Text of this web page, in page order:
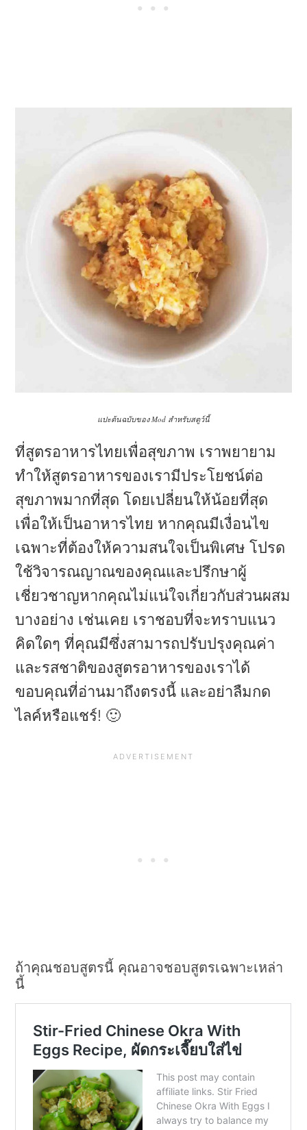
แปะต้นฉบับของ Mod สำหรับสตูว์นี้
ที่สูตรอาหารไทยเพื่อสุขภาพ เราพยายาม
ทำให้สูตรอาหารของเรามีประโยชน์ต่อ
สุขภาพมากที่สุด โดยเปลี่ยนให้น้อยที่สุด
เพื่อให้เป็นอาหารไทย หากคุณมีเงื่อนไข
เฉพาะที่ต้องให้ความสนใจเป็นพิเศษ โปรด
ใช้วิจารณญาณของคุณและปรึกษาผู้
เชี่ยวชาญหากคุณไม่แน่ใจเกี่ยวกับส่วนผสม
บางอย่าง เช่นเคย เราชอบที่จะทราบแนว
คิดใดๆ ที่คุณมีซึ่งสามารถปรับปรุงคุณค่า
และรสชาติของสูตรอาหารของเราได้
ขอบคุณที่อ่านมาถึงตรงนี้ และอย่าลืมกด
ไลค์หรือแชร์! 🙂
ถ้าคุณชอบสูตรนี้ คุณอาจชอบสูตรเฉพาะเหล่า
นี้